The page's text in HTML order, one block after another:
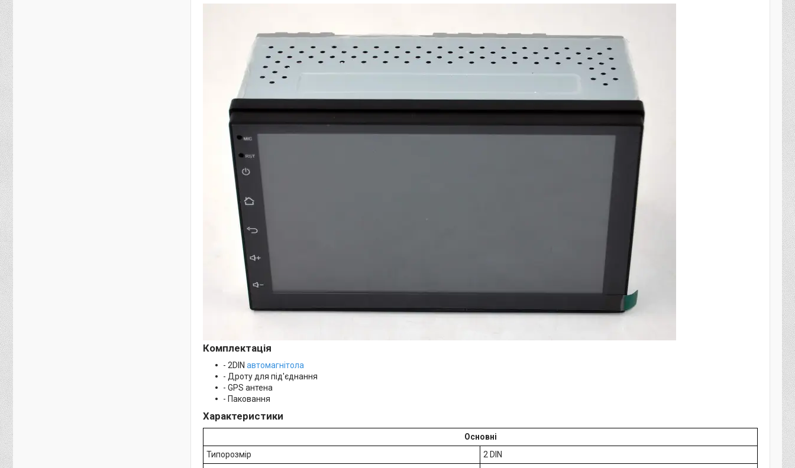
Комплектація
- 2DIN автомагнітола
- Дроту для під'єднання
- GPS антена
- Паковання
Характеристики
Основні
Типорозмір
2 DIN